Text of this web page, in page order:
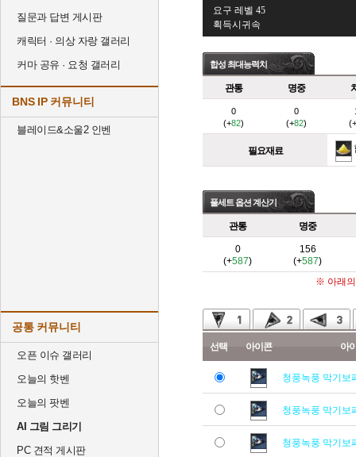
질문과 답변 게시판
캐릭터 · 의상 자랑 갤러리
커마 공유 · 요청 갤러리
BNS IP 커뮤니티
블레이드&소울2 인벤
공통 커뮤니티
오픈 이슈 갤러리
오늘의 핫벤
오늘의 팟벤
AI 그림 그리기
PC 견적 게시판
요구 레벨 45
획득시귀속
합성 최대능력치
관통 명중
0
(+82)
0
(+82)
(+
필요재료
풀세트 옵션 계산기
관통 명중
0
(+587)
156
(+587)
※ 아래의
선택 아이콘 아
청풍녹풍 막기보
청풍녹풍 막기보
청풍녹풍 막기보